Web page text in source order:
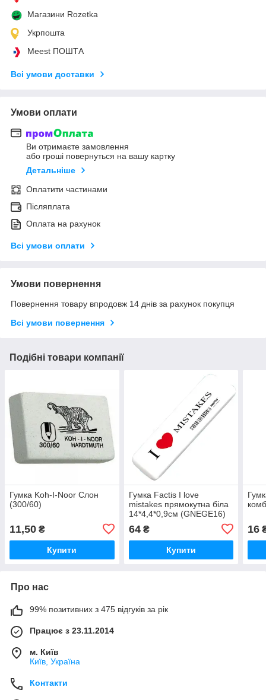
Магазини Rozetka
Укрпошта
Meest ПОШТА
Всі умови доставки
Умови оплати
Ви отримаєте замовлення
або гроші повернуться на вашу картку
Детальніше
Оплатити частинами
Післяплата
Оплата на рахунок
Всі умови оплати
Умови повернення
Повернення товару впродовж 14 днів за рахунок покупця
Всі умови повернення
Подібні товари компанії
Гумка Koh-I-Noor Слон
(300/60)
11,50 ₴
Купити
Гумка Factis I love
mistakes прямокутна біла
14*4,4*0,9см (GNEGE16)
64₴
Купити
16
Про нас
99% позитивних з 475 відгуків за рік
Працює з 23.11.2014
м. Київ
Київ, Україна
Контакти